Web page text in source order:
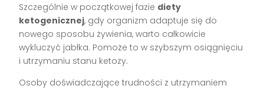
Szczególnie w początkowej fazie diety
ketogenicznej, gdy organizm adaptuje się do
nowego sposobu żywienia, warto całkowicie
wykluczyć jabłka. Pomoże to w szybszym osiągnięciu
i utrzymaniu stanu ketozy.
Osoby doświadczające trudności z utrzymaniem